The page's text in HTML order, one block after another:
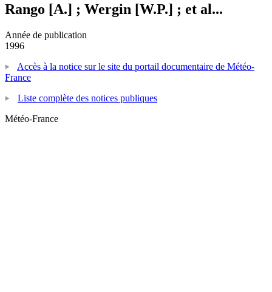
Rango [A.] ; Wergin [W.P.] ; et al...
Année de publication
1996
Accès à la notice sur le site du portail documentaire de Météo-
France
Liste complète des notices publiques
Météo-France